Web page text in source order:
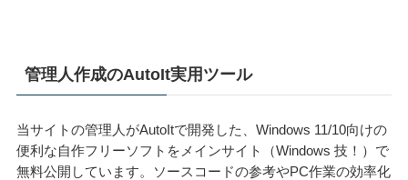
管理人作成のAutoIt実用ツール
当サイトの管理人がAutoItで開発した、Windows 11/10向けの
便利な自作フリーソフトをメインサイト（Windows 技！）で
無料公開しています。ソースコードの参考やPC作業の効率化